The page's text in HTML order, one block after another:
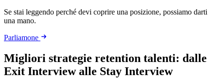
Se stai leggendo perché devi coprire una posizione, possiamo darti
una mano.
Parliamone
Migliori strategie retention talenti: dalle
Exit Interview alle Stay Interview